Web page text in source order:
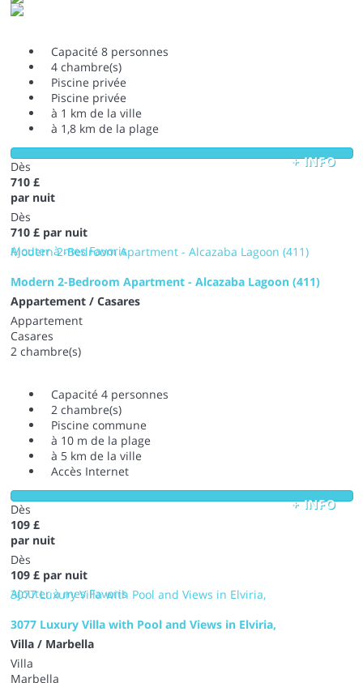
Capacité 8 personnes
4 chambre(s)
Piscine privée
Piscine privée
à 1 km de la ville
à 1,8 km de la plage
+ INFO
Dès
710 £
par nuit
Dès
710 £par nuit
Modern 2-Bedroom Apartment - Alcazaba Lagoon (411)
Ajouter à mes Favoris
Modern 2-Bedroom Apartment - Alcazaba Lagoon (411)
Appartement / Casares
Appartement
Casares
2 chambre(s)
Capacité 4 personnes
2 chambre(s)
Piscine commune
à 10 m de la plage
à 5 km de la ville
Accès Internet
+ INFO
Dès
109 £
par nuit
Dès
109 £par nuit
3077 Luxury Villa with Pool and Views in Elviria,
Ajouter à mes Favoris
3077 Luxury Villa with Pool and Views in Elviria,
Villa / Marbella
Villa
Marbella